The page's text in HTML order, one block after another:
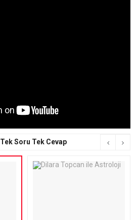
Tek Soru Tek Cevap